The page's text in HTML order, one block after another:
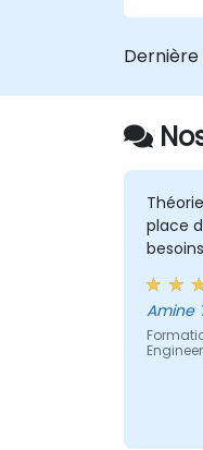
Dernière
place